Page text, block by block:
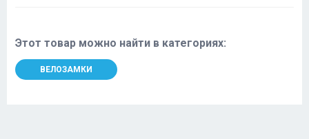
Этот товар можно найти в категориях:
ВЕЛОЗАМКИ